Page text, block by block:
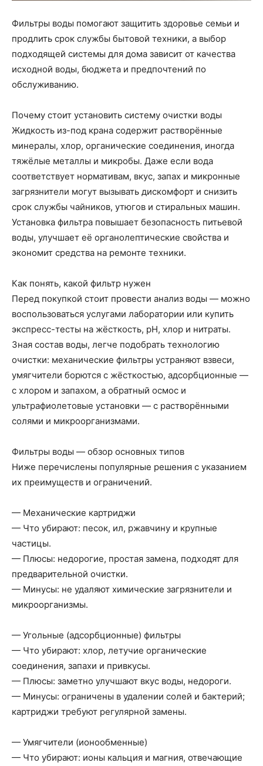
Фильтры воды помогают защитить здоровье семьи и
продлить срок службы бытовой техники, а выбор
подходящей системы для дома зависит от качества
исходной воды, бюджета и предпочтений по
обслуживанию.
Почему стоит установить систему очистки воды
Жидкость из-под крана содержит растворённые
минералы, хлор, органические соединения, иногда
тяжёлые металлы и микробы. Даже если вода
соответствует нормативам, вкус, запах и микронные
загрязнители могут вызывать дискомфорт и снизить
срок службы чайников, утюгов и стиральных машин.
Установка фильтра повышает безопасность питьевой
воды, улучшает её органолептические свойства и
экономит средства на ремонте техники.
Как понять, какой фильтр нужен
Перед покупкой стоит провести анализ воды — можно
воспользоваться услугами лаборатории или купить
экспресс-тесты на жёсткость, рН, хлор и нитраты.
Зная состав воды, легче подобрать технологию
очистки: механические фильтры устраняют взвеси,
умягчители борются с жёсткостью, адсорбционные —
с хлором и запахом, а обратный осмос и
ультрафиолетовые установки — с растворёнными
солями и микроорганизмами.
Фильтры воды — обзор основных типов
Ниже перечислены популярные решения с указанием
их преимуществ и ограничений.
— Механические картриджи
— Что убирают: песок, ил, ржавчину и крупные
частицы.
— Плюсы: недорогие, простая замена, подходят для
предварительной очистки.
— Минусы: не удаляют химические загрязнители и
микроорганизмы.
— Угольные (адсорбционные) фильтры
— Что убирают: хлор, летучие органические
соединения, запахи и привкусы.
— Плюсы: заметно улучшают вкус воды, недороги.
— Минусы: ограничены в удалении солей и бактерий;
картриджи требуют регулярной замены.
— Умягчители (ионообменные)
— Что убирают: ионы кальция и магния, отвечающие